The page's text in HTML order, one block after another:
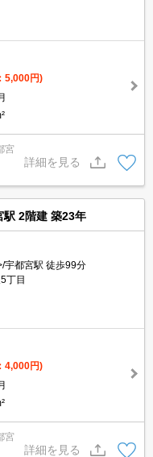
5,000円)
宮
詳細を見る
駅 2階建 築23年
宇都宮駅 徒歩99分
丁目
4,000円)
宮
詳細を見る